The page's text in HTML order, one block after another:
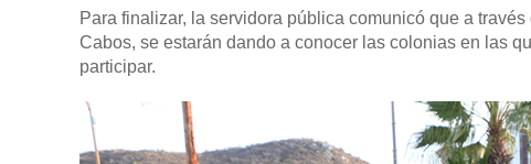
Para finalizar, la servidora pública comunicó que a
Cabos, se estarán dando a conocer las colonias en las
participar.